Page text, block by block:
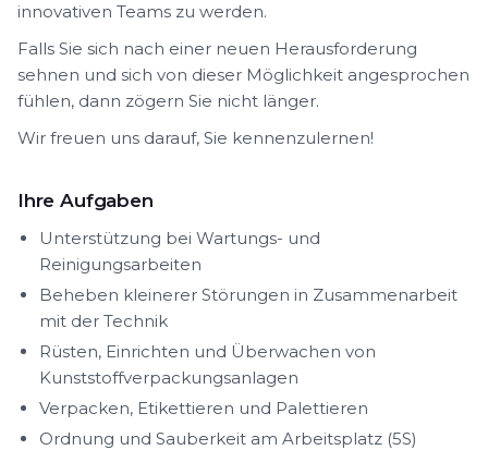
innovativen Teams zu werden.
Falls Sie sich nach einer neuen Herausforderung
sehnen und sich von dieser Möglichkeit angesprochen
fühlen, dann zögern Sie nicht länger.
Wir freuen uns darauf, Sie kennenzulernen!
Ihre Aufgaben
Unterstützung bei Wartungs- und
Reinigungsarbeiten
Beheben kleinerer Störungen in Zusammenarbeit
mit der Technik
Rüsten, Einrichten und Überwachen von
Kunststoffverpackungsanlagen
Verpacken, Etikettieren und Palettieren
Ordnung und Sauberkeit am Arbeitsplatz (5S)